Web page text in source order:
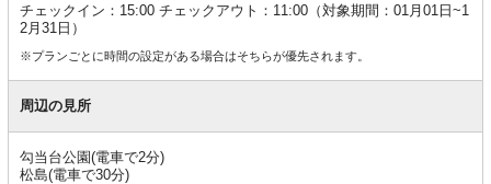
チェックイン：15:00 チェックアウト：11:00（対象期間：01月01日~1
2月31日）
※プランごとに時間の設定がある場合はそちらが優先されます。
周辺の見所
勾当台公園(電車で2分)
松島(電車で30分)